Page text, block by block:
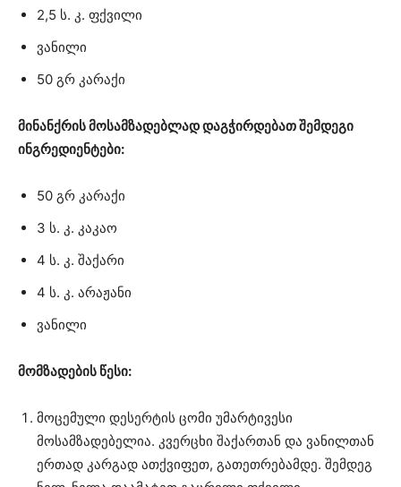
2,5 ს. კ. ფქვილი
ვანილი
50 გრ კარაქი
მინანქრის მოსამზადებლად დაგჭირდებათ შემდეგი
ინგრედიენტები:
50 გრ კარაქი
3 ს. კ. კაკაო
4 ს. კ. შაქარი
4 ს. კ. არაჟანი
ვანილი
მომზადების წესი:
მოცემული დესერტის ცომი უმარტივესი
მოსამზადებელია. კვერცხი შაქართან და ვანილთან
ერთად კარგად ათქვიფეთ, გათეთრებამდე. შემდეგ